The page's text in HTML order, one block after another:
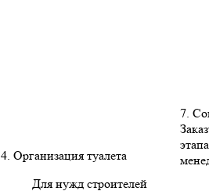
4. Организация туалета
Для нужд строителей
7.